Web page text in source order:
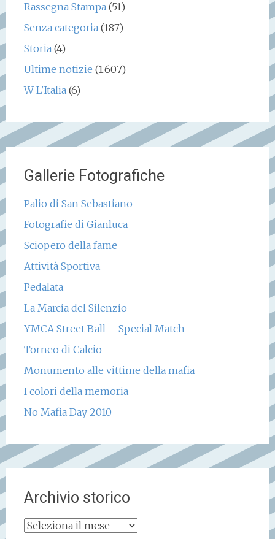
Rassegna Stampa(51)
Senza categoria(187)
Storia(4)
Ultime notizie (1.607)
W L'Italia(6)
Gallerie Fotografiche
Palio di San Sebastiano
Fotografie di Gianluca
Sciopero della fame
Attività Sportiva
Pedalata
La Marcia del Silenzio
YMCA Street Ball – Special Match
Torneo di Calcio
Monumento alle vittime della mafia
I colori della memoria
No Mafia Day 2010
Archivio storico
Archivio